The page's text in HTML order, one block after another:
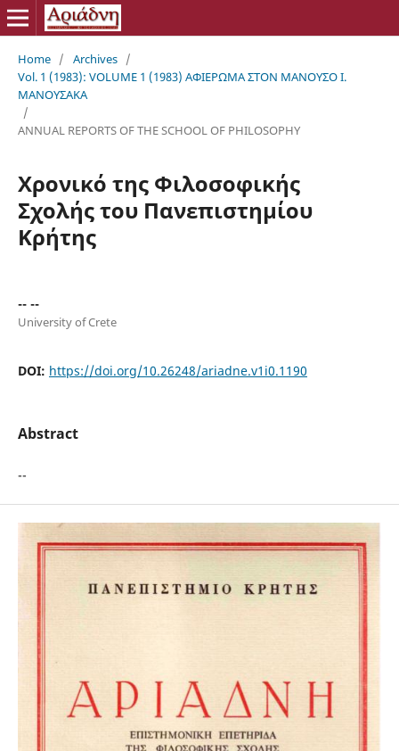
Home / Archives /
Vol. 1 (1983): VOLUME 1 (1983) ΑΦΙΕΡΩΜΑ ΣΤΟΝ ΜΑΝΟΥΣΟ Ι.
ΜΑΝΟΥΣΑΚΑ
/
ANNUAL REPORTS OF THE SCHOOL OF PHILOSOPHY
Χρονικό της Φιλοσοφικής
Σχολής του Πανεπιστημίου
Κρήτης
-- --
University of Crete
DOI: https://doi.org/10.26248/ariadne.v1i0.1190
Abstract
--